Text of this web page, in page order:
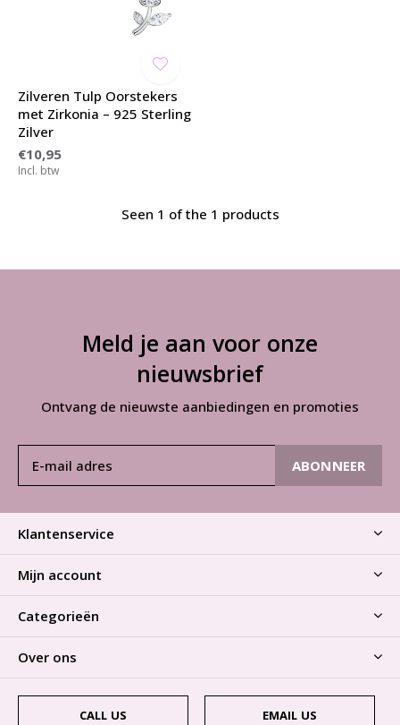
Zilveren Tulp Oorstekers
met Zirkonia – 925 Sterling
Zilver
€10,95
Incl. btw
Seen 1 of the 1 products
Meld je aan voor onze
nieuwsbrief
Ontvang de nieuwste aanbiedingen en promoties
ABONNEER
Klantenservice
Mijn account
Categorieën
Over ons
CALL US EMAIL US